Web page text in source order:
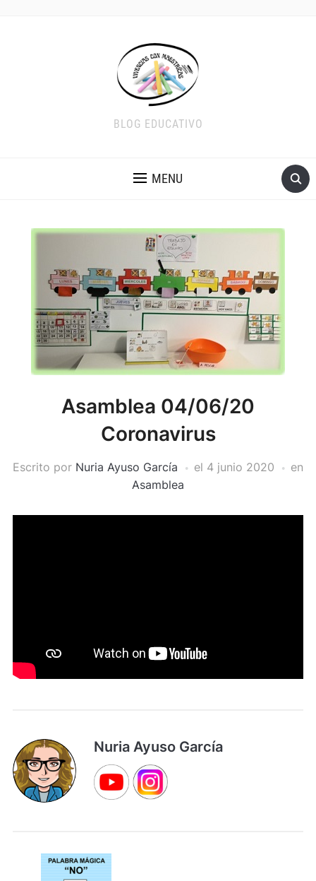
BLOG EDUCATIVO
MENU
Asamblea 04/06/20
Coronavirus
Escrito por Nuria Ayuso García el 4 junio 2020
en
Asamblea
Nuria Ayuso García